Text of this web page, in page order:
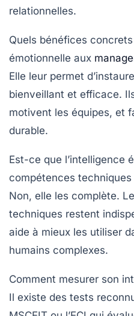
relationnelles.
Quels bénéfices
émotionnelle aux
Elle leur permet
bienveillant et efficace.
motivent les équipes, et
durable.
Est-ce que l’intelligence
compétences techniques
Non, elle les complète.
techniques restent
aide à mieux les utiliser
humains complexes.
Comment mesurer son
Il existe des tests